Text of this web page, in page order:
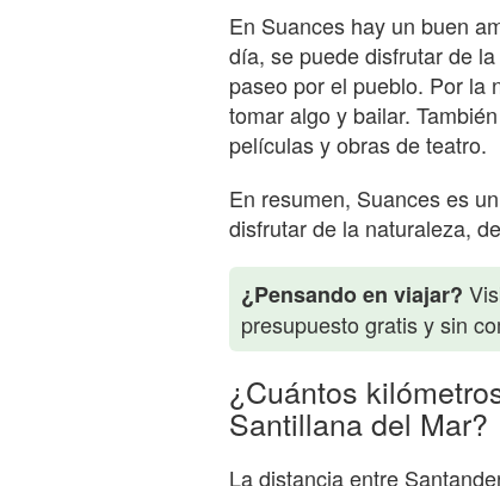
En Suances hay un buen
día, se puede disfrutar de
paseo por el pueblo. Por la
tomar algo y bailar.
películas y obras de teatro.
En resumen, Suances es
disfrutar de la naturaleza,
¿Pensando en viajar?
presupuesto gratis y sin
¿Cuántos
Santillana del Mar?
La distancia entre